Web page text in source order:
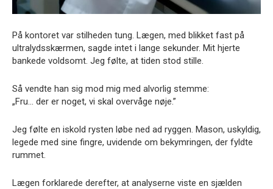
På kontoret var stilheden tung. Lægen, med blikket fast på
ultralydsskærmen, sagde intet i lange sekunder. Mit hjerte
bankede voldsomt. Jeg følte, at tiden stod stille.
Så vendte han sig mod mig med alvorlig stemme:
„Fru… der er noget, vi skal overvåge nøje.”
Jeg følte en iskold rysten løbe ned ad ryggen. Mason, uskyldig,
legede med sine fingre, uvidende om bekymringen, der fyldte
rummet.
Lægen forklarede derefter, at analyserne viste en sjælden